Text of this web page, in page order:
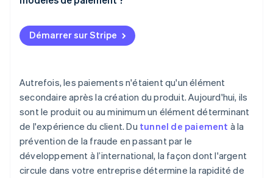
L’IA améliore la détection des fraudes
La réglementation et la collaboration transforment
le marché
l’infrastructure qu’à la monnaie
La flexibilité contribue à améliorer la rétention
Les boutons de paiement express font la grosse
partie du travail
La conception privilégie le mobile
intelligents remplacent la sécurité généralisée
Le paiement en personne se fait sur des appareils
mobiles
Plateformes de paiement unifiées
Plusieurs prestataires de services de paiement
Amélioration de l’architecture de paiement
Démarrer sur Stripe
Autrefois, les paiements n'étaient qu'un élément
secondaire après la création du produit. Aujourd'hui, ils
sont le produit ou au minimum un élément déterminant
de l'expérience du client. Du tunnel de paiement à la
prévention de la fraude en passant par le
développement à l’international, la façon dont l'argent
circule dans votre entreprise détermine la rapidité de